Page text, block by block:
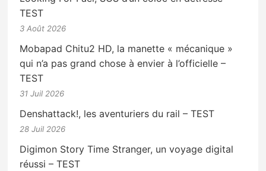
TEST
3 Août 2026
Mobapad Chitu2 HD, la manette « mécanique »
qui n’a pas grand chose à envier à l’officielle –
TEST
31 Juil 2026
Denshattack!, les aventuriers du rail – TEST
28 Juil 2026
Digimon Story Time Stranger, un voyage digital
réussi – TEST